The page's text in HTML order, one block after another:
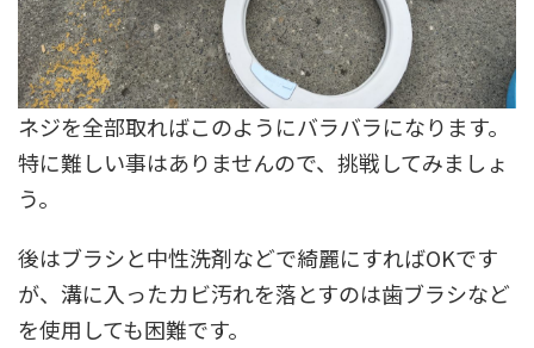
ネジを全部取ればこのようにバラバラになります。
特に難しい事はありませんので、挑戦してみましょ
う。
後はブラシと中性洗剤などで綺麗にすればOKです
が、溝に入ったカビ汚れを落とすのは歯ブラシなど
を使用しても困難です。